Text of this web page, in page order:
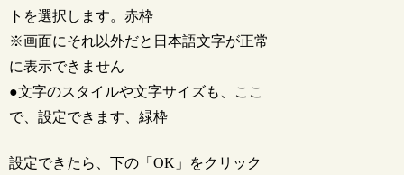
トを選択します。赤枠
※画面にそれ以外だと日本語文字が正常
に表示できません
●文字のスタイルや文字サイズも、ここ
で、設定できます、緑枠
設定できたら、下の「OK」をクリック